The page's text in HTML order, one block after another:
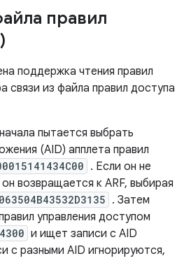
правил
​​поддержка чтения правил
связи из файла правил доступа
пытается выбрать
(AID) апплета правил
. Если он не
возвращается к ARF, выбирая
. Затем
управления доступом
и ищет записи с AID
с разными AID игнорируются,